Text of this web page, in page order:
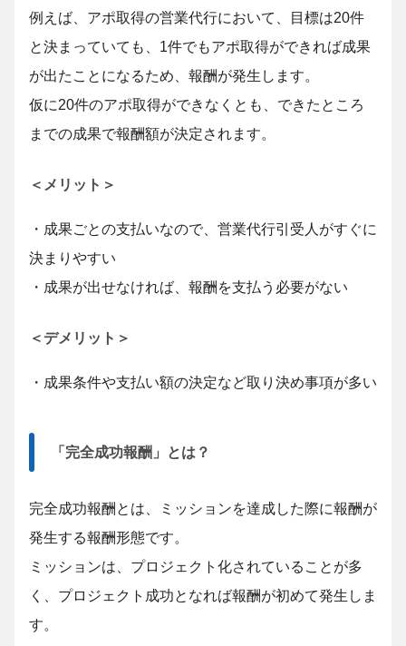
例えば、アポ取得の営業代行において、目標は20件
と決まっていても、1件でもアポ取得ができれば成果
が出たことになるため、報酬が発生します。
仮に20件のアポ取得ができなくとも、できたところ
までの成果で報酬額が決定されます。
＜メリット＞
・成果ごとの支払いなので、営業代行引受人がすぐに
決まりやすい
・成果が出せなければ、報酬を支払う必要がない
＜デメリット＞
・成果条件や支払い額の決定など取り決め事項が多い
「完全成功報酬」とは？
完全成功報酬とは、ミッションを達成した際に報酬が
発生する報酬形態です。
ミッションは、プロジェクト化されていることが多
く、プロジェクト成功となれば報酬が初めて発生しま
す。